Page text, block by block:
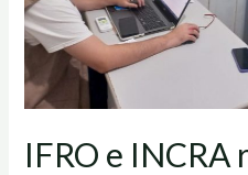
IFRO e INCRA
itinerante
em
Machadinho,
Cujubim,